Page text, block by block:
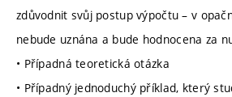
zdůvodnit svůj postup výpočtu – v
nebude uznána a bude hodnocena za
• Případná teoretická otázka
• Případný jednoduchý příklad, který